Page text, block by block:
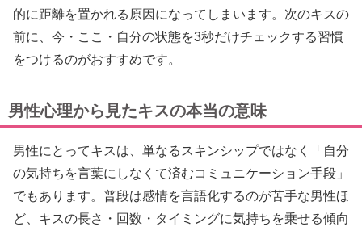
的に距離を置かれる原因になってしまいます。次のキスの
前に、今・ここ・自分の状態を3秒だけチェックする習慣
をつけるのがおすすめです。
男性心理から見たキスの本当の意味
男性にとってキスは、単なるスキンシップではなく「自分
の気持ちを言葉にしなくて済むコミュニケーション手段」
でもあります。普段は感情を言語化するのが苦手な男性ほ
ど、キスの長さ・回数・タイミングに気持ちを乗せる傾向